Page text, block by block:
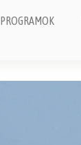
PROGRAMOK